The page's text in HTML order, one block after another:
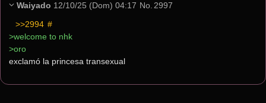
Waiyado 12/10/25 (Dom) 04:17 No. 2997
>>2994 #
>welcome to nhk
>oro
exclamó la princesa transexual